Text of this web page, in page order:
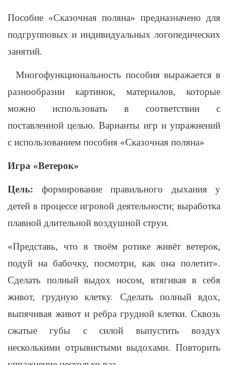
Пособие «Сказочная поляна» предназначено для
подгрупповых и индивидуальных логопедических
занятий.
Многофункциональность пособия выражается в
разнообразии картинок, материалов, которые
можно использовать в соответствии с
поставленной целью. Варианты игр и упражнений
с использованием пособия «Сказочная поляна»
Игра «Ветерок»
Цель: формирование правильного дыхания у
детей в процессе игровой деятельности; выработка
плавной длительной воздушной струи.
«Представь, что в твоём ротике живёт ветерок,
подуй на бабочку, посмотри, как она полетит».
Сделать полный выдох носом, втягивая в себя
живот, грудную клетку. Сделать полный вдох,
выпячивая живот и ребра грудной клетки. Сквозь
сжатые губы с силой выпустить воздух
несколькими отрывистыми выдохами. Повторить